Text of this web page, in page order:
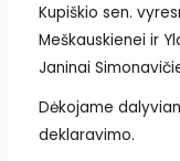
Kupiškio sen.
Meškauskienei ir
Janinai
Dėkojame
deklaravimo.